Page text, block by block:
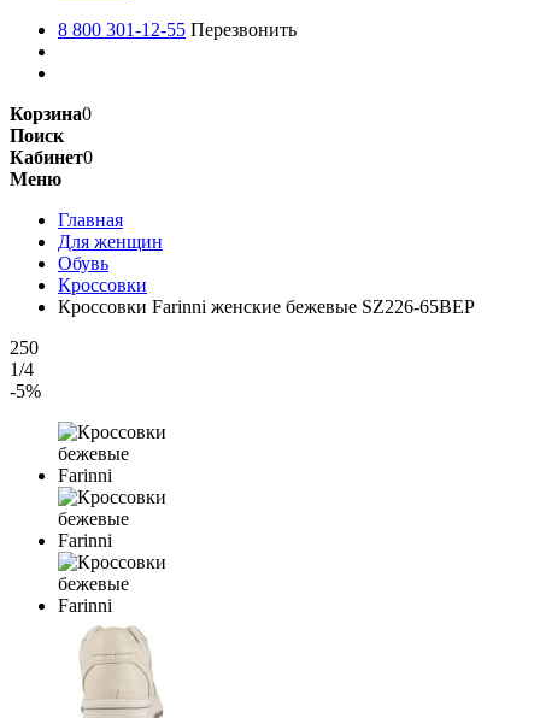
8 800 301-12-55 Перезвонить
Корзина0
Поиск
Кабинет0
Меню
Главная
Для женщин
Обувь
Кроссовки
Кроссовки Farinni женские бежевые SZ226-65BEP
250
1/4
-5%